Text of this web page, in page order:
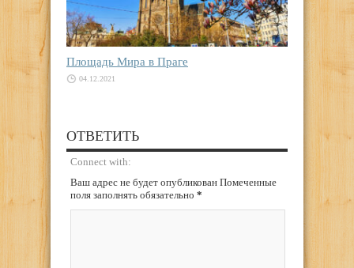
Площадь Мира в Праге
04.12.2021
ОТВЕТИТЬ
Connect with:
Ваш адрес не будет опубликован Помеченные
поля заполнять обязательно *